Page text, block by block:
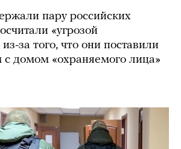
пару российских
«угрозой
за того, что они поставили
с домом «охраняемого лица»